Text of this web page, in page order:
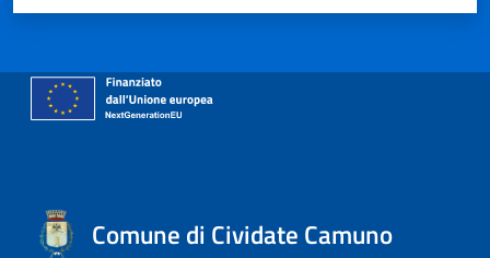
Comune di Cividate Camuno